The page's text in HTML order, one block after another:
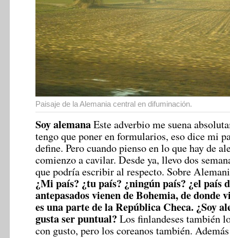
Paisaje de la Alemania central en difuminación.
Soy alemanaEste adverbio me suena
tengo que poner en formularios, eso dice mi
define. Pero cuando pienso en lo que hay de
comienzo a cavilar. Desde ya, llevo dos
que podría escribir al respecto. Sobre
¿Mi país? ¿tu país? ¿ningún país? ¿el país
antepasados vienen de Bohemia, de donde
es una parte de la República Checa. ¿Soy
gusta ser puntual? Los finlandeses también
con gusto, pero los coreanos también.